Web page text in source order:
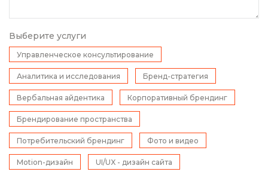
Выберите услуги
Управленческое консультирование
Аналитика и исследования Бренд-стратегия
Вербальная айдентика Корпоративный брендинг
Брендирование пространства
Потребительский брендинг Фото и видео
Motion-дизайн UI/UX - дизайн сайта